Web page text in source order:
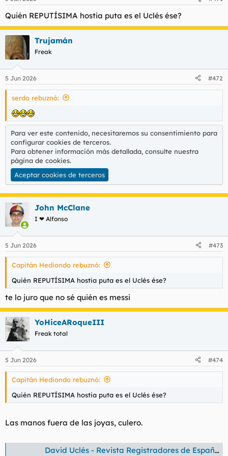
e
:
Quién REPUTÍSIMA hostia puta es el Uclés ése?
Trujamán
Freak
5 Jun 2026 #472
serdo rebuznó:
Para ver este contenido, necesitaremos su consentimiento para
configurar cookies de terceros.
Para obtener información más detallada, consulte nuestra
página de cookies.
Aceptar cookies de terceros
John McClane
I ❤ Alfonso
5 Jun 2026 #473
Capitán Hediondo rebuznó:
Quién REPUTÍSIMA hostia puta es el Uclés ése?
te lo juro que no sé quién es messi
YoHiceARoqueIII
Freak total
5 Jun 2026 #474
Capitán Hediondo rebuznó:
Quién REPUTÍSIMA hostia puta es el Uclés ése?
Las manos fuera de las joyas, culero.
David Uclés - Revista Registradores de España